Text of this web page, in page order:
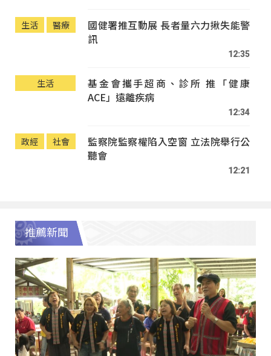
生活 醫療
國健署推互動展 長者量六力揪失能警
訊
12:35
生活
基金會攜手超商、診所 推「健康
ACE」遠離疾病
12:34
政經 社會
監察院監察權陷入空窗 立法院舉行公
聽會
12:21
推薦新聞